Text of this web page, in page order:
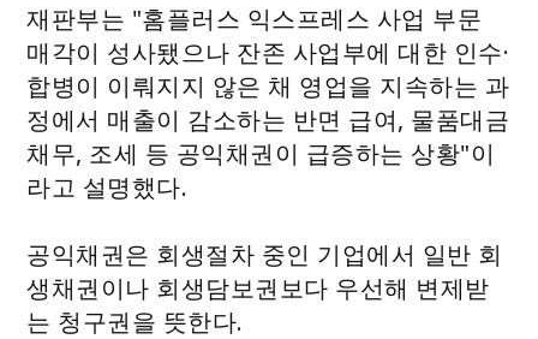
재판부는 "홈플러스 익스프레스 사업 부문
매각이 성사됐으나 잔존 사업부에 대한 인수·
합병이 이뤄지지 않은 채 영업을 지속하는 과
정에서 매출이 감소하는 반면 급여, 물품대금
채무, 조세 등 공익채권이 급증하는 상황"이
라고 설명했다.
공익채권은 회생절차 중인 기업에서 일반 회
생채권이나 회생담보권보다 우선해 변제받
는 청구권을 뜻한다.